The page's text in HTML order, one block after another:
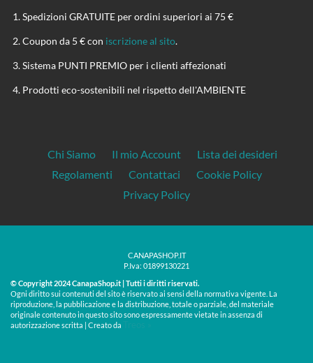
Spedizioni GRATUITE per ordini superiori ai 75 €
Coupon da 5 € con iscrizione al sito.
Sistema PUNTI PREMIO per i clienti affezionati
Prodotti eco-sostenibili nel rispetto dell'AMBIENTE
Chi Siamo Il mio Account
Lista dei desideri
Regolamenti
Contattaci
Cookie Policy
Privacy Policy
CANAPASHOP.IT
P.Iva: 01899130221
© Copyright 2024 CanapaShop.it | Tutti i diritti riservati.
Ogni diritto sui contenuti del sito è riservato ai sensi della normativa vigente. La
riproduzione, la pubblicazione e la distribuzione, totale o parziale, del materiale
originale contenuto in questo sito sono espressamente vietate in assenza di
autorizzazione scritta | Creato da